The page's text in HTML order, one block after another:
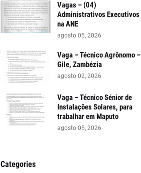
Vagas – (04)
Administrativos Executivos
na ANE
agosto 05, 2026
Vaga – Técnico Agrônomo –
Gile, Zambézia
agosto 02, 2026
Vaga – Técnico Sénior de
Instalações Solares, para
trabalhar em Maputo
agosto 05, 2026
Categories